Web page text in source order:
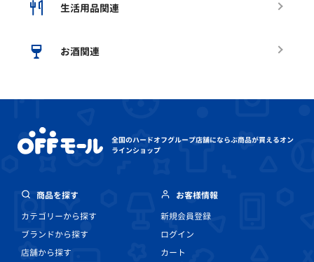
生活用品関連
お酒関連
全国のハードオフグループ店舗にならぶ商品が買えるオン
ラインショップ
商品を探す
カテゴリーから探す
ブランドから探す
店舗から探す
お客様情報
新規会員登録
ログイン
カート